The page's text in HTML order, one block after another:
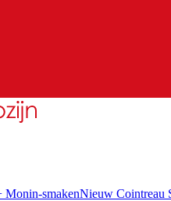
Monin-smakenNieuw Cointreau